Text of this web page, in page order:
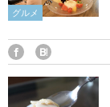
グルメ
歴史
生活・地元ネタ
交通情報
小浜市
勝山市
坂井市